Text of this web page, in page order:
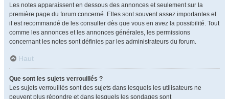
Les notes apparaissent en dessous des annonces et seulement sur la
première page du forum concerné. Elles sont souvent assez importantes et
il est recommandé de les consulter dès que vous en avez la possibilité. Tout
comme les annonces et les annonces générales, les permissions
concernant les notes sont définies par les administrateurs du forum.
Haut
Que sont les sujets verrouillés ?
Les sujets verrouillés sont des sujets dans lesquels les utilisateurs ne
peuvent plus répondre et dans lesquels les sondages sont